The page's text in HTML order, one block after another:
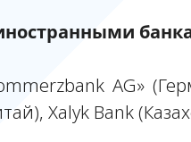
AG»
Xalyk Bank